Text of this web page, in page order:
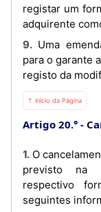
registar um
adquirente
9. Uma emenda que adiciona um garante é eficaz
para o garante
registo da
⇡ Início da Página
Artigo 20.°
1. O cancelamento do registo processa-se nos termos
previsto na
respectivo
seguintes